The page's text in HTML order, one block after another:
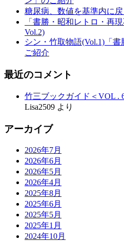
糖尿病、数値を基準内に
「書勝・昭和レトロ・再
Vol.2)
シン・竹取物語(Vol.1)「
ご紹介
最近のコメント
竹三ブックガイド＜VOL .
Lisa2509 より
アーカイブ
2026年7月
2026年6月
2026年5月
2026年4月
2025年8月
2025年6月
2025年5月
2025年1月
2024年10月